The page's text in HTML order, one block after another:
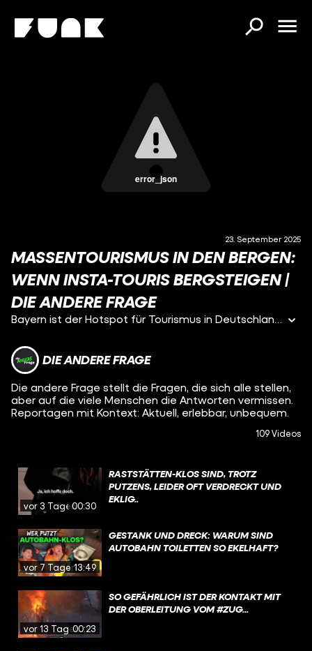
error_json
23. September 2025
MASSENTOURISMUS IN DEN BERGEN:
WENN INSTA-TOURIS BERGSTEIGEN |
DIE ANDERE FRAGE
Bayern ist der Hotspot für Tourismus in Deutschland. Besonders in den Ferien und im Sommer machen viele Urlaub in der Region, zum Wandern, zum Schwimmen an den Seen oder für den Blick in die Berge. Aber das bringt auch Probleme mit sich: Chaos durch verstopfte Straßen, zugemüllte Wanderwege oder illegales Campen in Naturschutzgebieten. In unser Doku treffen wir die Ranger Mathias und Andreas sowie Landwirt Luis, die uns zeigen, wie das ihre Heimat kaputt macht.
DIE ANDERE FRAGE
Die andere Frage stellt die Fragen, die sich alle stellen,
aber auf die viele Menschen die Antworten vermissen.
Reportagen mit Kontext: Aktuell, erlebbar, unbequem.
109 Videos
vor 3 Tagen00:30
RASTSTÄTTEN-KLOS SIND, TROTZ
PUTZENS, LEIDER OFT VERDRECKT UND
EKLIG..
vor 7 Tagen13:49
GESTANK UND DRECK: WARUM SIND
AUTOBAHN TOILETTEN SO EKELHAFT?
vor 13 Tagen00:23
SO GEFÄHRLICH IST DER KONTAKT MIT
DER OBERLEITUNG VOM #ZUG...